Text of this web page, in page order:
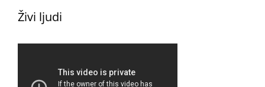
Živi ljudi